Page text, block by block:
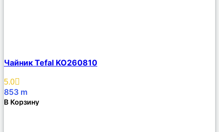
Описание
Избранное
Чайник Tefal KO260810
5.0
853 m
В Корзину